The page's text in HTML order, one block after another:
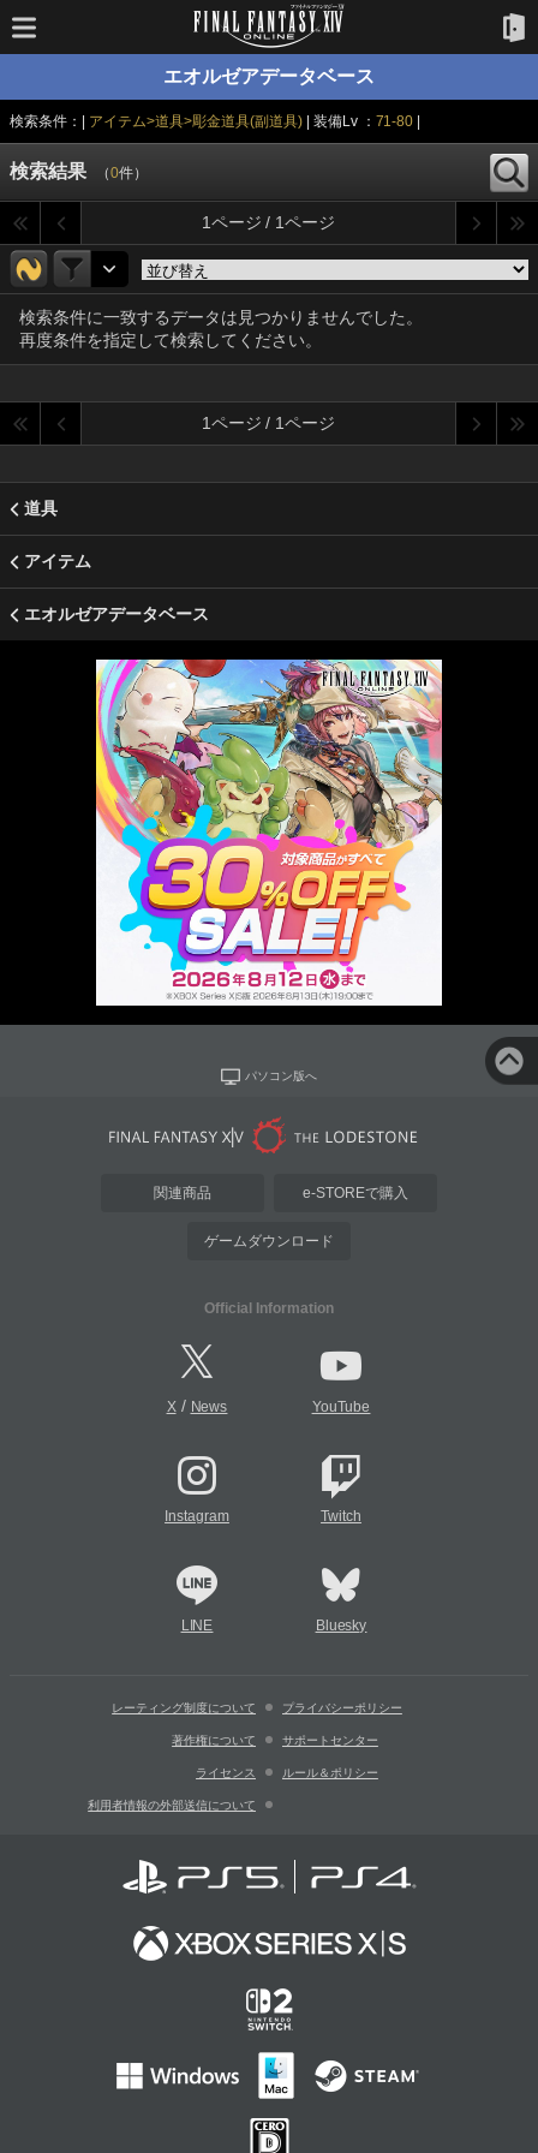
エオルゼアデータベース
検索条件：| アイテム>道具>彫金道具(副道具) | 装備Lv ： 71-80
検索結果 （0件）
1ページ / 1ページ
検索条件に一致するデータは見つかりませんでした。
再度条件を指定して検索してください。
1ページ / 1ページ
道具
アイテム
エオルゼアデータベース
パソコン版へ
関連商品 e-STOREで購入
ゲームダウンロード
Official Information
X/ News YouTube
Instagram Twitch
LINE Bluesky
レーティング制度について プライバシーポリシー
著作権について サポートセンター
ライセンス ルール＆ポリシー
利用者情報の外部送信について